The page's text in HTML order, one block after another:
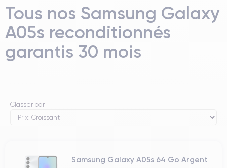
Tous nos Samsung Galaxy
A05s reconditionnés
garantis 30 mois
Classer par
Samsung Galaxy A05s 64 Go Argent